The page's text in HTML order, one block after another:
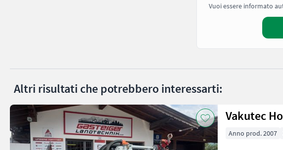
Vuoi essere informato
Altri risultati che potrebbero interessarti:
Vakutec
Anno prod. 2007